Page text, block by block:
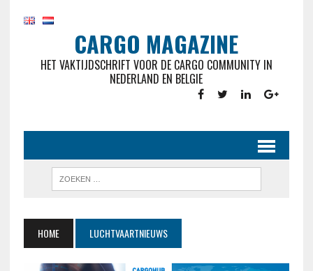
CARGO MAGAZINE
HET VAKTIJDSCHRIFT VOOR DE CARGO COMMUNITY IN
NEDERLAND EN BELGIE
HOME LUCHTVAARTNIEUWS